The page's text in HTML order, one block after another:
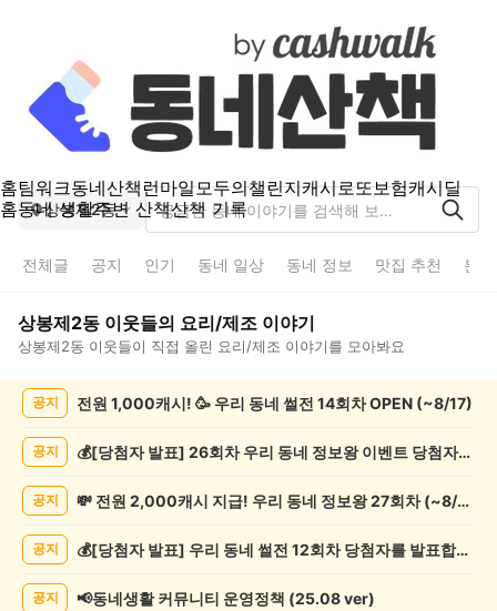
홈팀워크동네산책 런마일모두의챌린지캐시로또보험캐시딜
홈동네 생활주변 산책산책 기록
상봉제2동
전체글 공지 인기 동네 일상 동네 정보 맛집 추천 분
상봉제2동 이웃들의 요리/제조 이야기
상봉제2동 이웃들이 직접 올린 요리/제조 이야기를 모아봐요
리/
공지 전원 1,000캐시! 🥳 우리 동네 썰전 14회차 OPEN (~8/17)
공지 💰[당첨자 발표] 26회차 우리 동네 정보왕 이벤트 당첨자를 발표합니다!
공지 💸 전원 2,000캐시 지급! 우리 동네 정보왕 27회차 (~8/10)
공지 💰[당첨자 발표] 우리 동네 썰전 12회차 당첨자를 발표합니다!
공지 📢동네생활 커뮤니티 운영정책 (25.08 ver)